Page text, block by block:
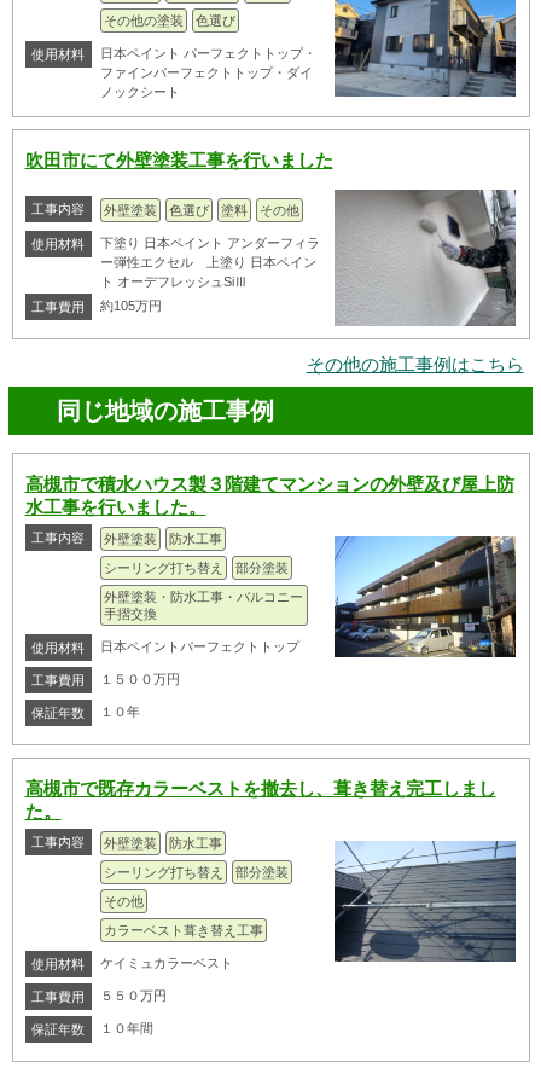
その他の塗装
色選び
使用材料
日本ペイント パーフェクトトップ・
ファインパーフェクトトップ・ダイ
ノックシート
吹田市にて外壁塗装工事を行いました
工事内容 外壁塗装 色選び 塗料 その他
使用材料
下塗り 日本ペイント アンダーフィラ
ー弾性エクセル 上塗り 日本ペイン
ト オーデフレッシュSiⅢ
工事費用
約105万円
その他の施工事例はこちら
同じ地域の施工事例
高槻市で積水ハウス製３階建てマンションの外壁及び屋上防
水工事を行いました。
工事内容 外壁塗装
防水工事
シーリング打ち替え
部分塗装
外壁塗装・防水工事・バルコニー
手摺交換
使用材料 日本ペイントパーフェクトトップ
工事費用 １５００万円
保証年数 １０年
高槻市で既存カラーベストを撤去し、葺き替え完工しまし
た。
工事内容 外壁塗装
防水工事
シーリング打ち替え
部分塗装
その他
カラーベスト葺き替え工事
使用材料 ケイミュカラーベスト
工事費用 ５５０万円
保証年数 １０年間